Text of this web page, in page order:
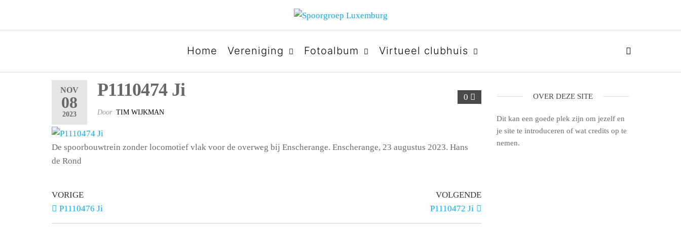
SPOORGROEP LUXEMBURG
Home Vereniging Fotoalbum Virtueel clubhuis
NOV
08
2023
0
P1110474 Ji
Door TIM WIJKMAN
De spoorbouwtrein zonder locomotief vlak voor de overweg bij Enscherange. Enscherange, 23 augustus 2023. Hans
de Rond
VORIGE
P1110476 Ji
VOLGENDE
P1110472 Ji
OVER DEZE SITE
Dit kan een goede plek zijn om jezelf en
je site te introduceren of wat credits op te
nemen.